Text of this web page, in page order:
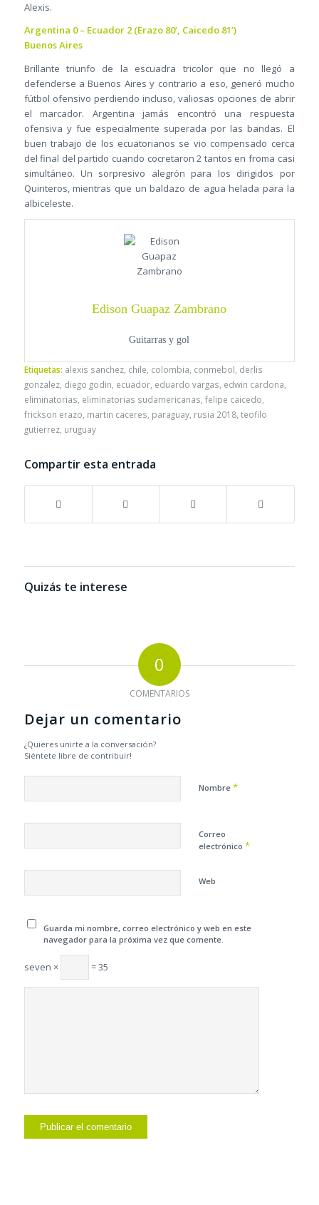
Alexis.
Argentina 0 – Ecuador 2 (Erazo 80’, Caicedo 81’)
Buenos Aires
Brillante triunfo de la escuadra tricolor que no llegó a
defenderse a Buenos Aires y contrario a eso, generó mucho
fútbol ofensivo perdiendo incluso, valiosas opciones de abrir
el marcador. Argentina jamás encontró una respuesta
ofensiva y fue especialmente superada por las bandas. El
buen trabajo de los ecuatorianos se vio compensado cerca
del final del partido cuando cocretaron 2 tantos en froma casi
simultáneo. Un sorpresivo alegrón para los dirigidos por
Quinteros, mientras que un baldazo de agua helada para la
albiceleste.
Edison Guapaz Zambrano
Guitarras y gol
Etiquetas: alexis sanchez, chile colombia conmebol derlis
gonzalez, diego godin ecuador, eduardo vargas edwin cardona
eliminatorias eliminatorias sudamericanas felipe caicedo
frickson erazo martin caceres paraguay, rusia 2018, teofilo
gutierrez, uruguay
Compartir esta entrada
Quizás te interese
0
COMENTARIOS
Dejar un comentario
¿Quieres unirte a la conversación?
Siéntete libre de contribuir!
Nombre *
Correo
electrónico *
Web
Guarda mi nombre, correo electrónico y web en este
navegador para la próxima vez que comente.
seven × = 35